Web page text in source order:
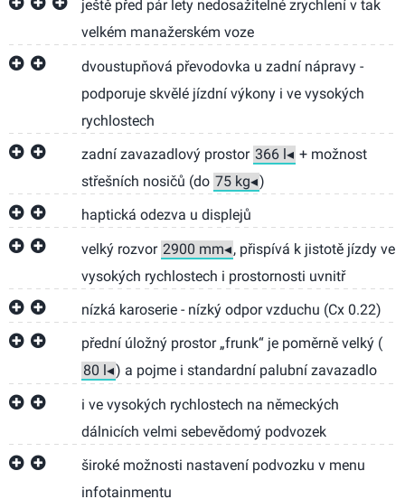
ještě před pár lety nedosažitelné zrychlení v tak
velkém manažerském voze
dvoustupňová převodovka u zadní nápravy -
podporuje skvělé jízdní výkony i ve vysokých
rychlostech
zadní zavazadlový prostor
+ možnost
střešních nosičů (do
)
haptická odezva u displejů
velký rozvor
, přispívá k jistotě jízdy ve
vysokých rychlostech i prostornosti uvnitř
nízká karoserie - nízký odpor vzduchu (Cx 0.22)
přední úložný prostor „frunk“ je poměrně velký (
) a pojme i standardní palubní zavazadlo
i ve vysokých rychlostech na německých
dálnicích velmi sebevědomý podvozek
široké možnosti nastavení podvozku v menu
infotainmentu